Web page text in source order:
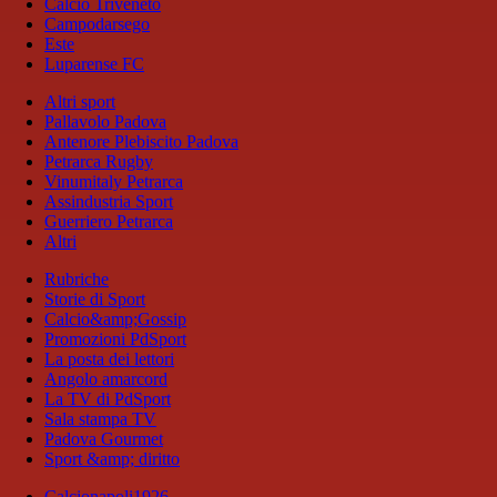
Calcio Triveneto
Campodarsego
Este
Luparense FC
Altri sport
Pallavolo Padova
Antenore Plebiscito Padova
Petrarca Rugby
Vinumitaly Petrarca
Assindustria Sport
Guerriero Petrarca
Altri
Rubriche
Storie di Sport
Calcio&amp;Gossip
Promozioni PdSport
La posta dei lettori
Angolo amarcord
La TV di PdSport
Sala stampa TV
Padova Gourmet
Sport &amp; diritto